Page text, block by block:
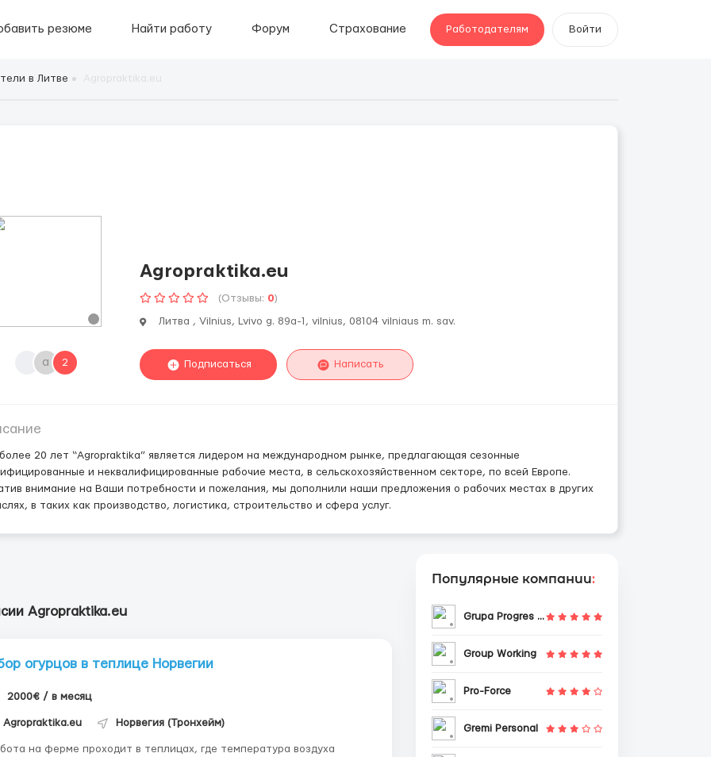
резюме Найти работу Форум Страхование Работодателям Войти
в Литве
a 2
Agropraktika.eu
(Отзывы: 0)
Литва , Vilnius, Lvivo g. 89a-1, vilnius, 08104 vilniaus m. sav.
Подписаться Написать
20 лет “Agropraktika” является лидером на международном рынке, предлагающая сезонные
и неквалифицированные рабочие места, в сельскохозяйственном секторе, по всей Европе.
внимание на Ваши потребности и пожелания, мы дополнили наши предложения о рабочих местах в других
в таких как производство, логистика, строительство и сфера услуг.
Agropraktika.eu
огурцов в теплице Норвегии
2000€ / в месяц
Agropraktika.eu Норвегия (Тронхейм)
на ферме проходит в теплицах, где температура воздуха
Популярные компании:
Grupa Progres Sp. z o.o.
Group Working
Pro-Force
Gremi Personal